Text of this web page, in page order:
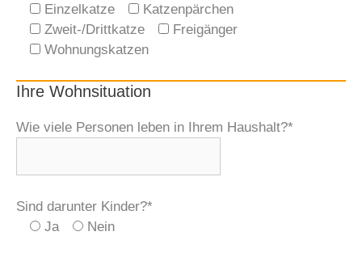
Einzelkatze
Katzenpärchen
Zweit-/Drittkatze
Freigänger
Wohnungskatzen
Ihre Wohnsituation
Wie viele Personen leben in Ihrem Haushalt?*
Sind darunter Kinder?*
Ja
Nein